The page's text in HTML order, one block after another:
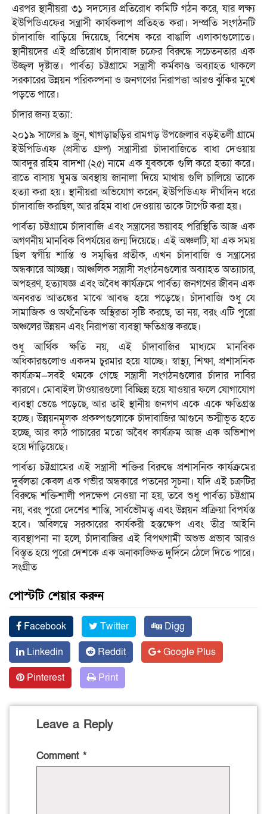
এরপর স্থানীয়রা ৩১ সদস্যের প্রতিরোধ কমিটি গঠন করে, যার লক্ষ্য
ইউপিডিএফের সন্ত্রাসী কার্যকলাপ প্রতিহত করা। সম্প্রতি সংগঠনটি
চাঁদাবাজি বাড়িয়ে দিয়েছে, বিশেষ করে বাঙালি এলাকাগুলোতে।
স্থানীয়দের এই প্রতিরোধ চাঁদাবাজ চক্রের বিরুদ্ধে সচেতনতার এক
উজ্জ্বল দৃষ্টান্ত। পার্বত্য চট্টগ্রামে সন্ত্রাসী কর্মকাণ্ড অব্যাহত থাকলে
সরকারের উন্নয়ন পরিকল্পনা ও জনগণের নিরাপত্তা আরও ঝুঁকির মুখে
পড়তে পারে।
চাঁদার জন্য হত্যা:
২০১৯ সালের ৯ জুন, খাগড়াছড়ির রামগড় উপজেলার বড়ইতলী গ্রামে
ইউপিডিএফ (প্রসীত গ্রুপ) সন্ত্রাসীরা চাঁদাবাজিতে বাধা দেওয়ায়
আবদুর রহিম বাদশা (২৫) নামে এক যুবককে গুলি করে হত্যা করে।
রাতে বাসায় ঘুমন্ত অবস্থায় জানালা দিয়ে মাথায় গুলি চালিয়ে তাকে
হত্যা করা হয়। স্থানীয়রা অভিযোগ করেন, ইউপিডিএফ দীর্ঘদিন ধরে
চাঁদাবাজি করছিল, আর রহিম বাধা দেওয়ায় তাকে টার্গেট করা হয়।
পার্বত্য চট্টগ্রামে চাঁদাবাজি এবং সন্ত্রাসের ভয়াবহ পরিস্থিতি আজ এক
অগণনীয় মানবিক বিপর্যয়ের জন্ম দিয়েছে। এই অঞ্চলটি, যা এক সময়
ছিল স্বর্গীয় শান্তি ও সমৃদ্ধির প্রতীক, এখন চাঁদাবাজি ও সন্ত্রাসের
অন্ধকারে আচ্ছন্ন। আঞ্চলিক সন্ত্রাসী সংগঠনগুলোর অব্যাহত অত্যাচার,
অপহরণ, হত্যাযজ্ঞ এবং অবৈধ কার্যক্রমে পার্বত্য জনগণের জীবন এক
অনবরত আতঙ্কের মাঝে আবদ্ধ হয়ে পড়েছে। চাঁদাবাজি শুধু যে
সামাজিক ও অর্থনৈতিক অস্থিরতা সৃষ্টি করছে, তা নয়, বরং এটি পুরো
অঞ্চলের উন্নয়ন এবং নিরাপত্তা ব্যবস্থা ক্ষতিগ্রস্ত করছে।
শুধু আর্থিক ক্ষতি নয়, এই চাঁদাবাজির মাধ্যমে মানবিক
অধিকারগুলোও একদম চুরমার হয়ে যাচ্ছে। স্বাস্থ্য, শিক্ষা, প্রশাসনিক
কার্যক্রম—সবই থমকে গেছে সন্ত্রাসী সংগঠনগুলোর চাঁদার দাবির
কারণে। মোবাইল টাওয়ারগুলো বিচ্ছিন্ন হয়ে যাওয়ার ফলে যোগাযোগ
ব্যবস্থা ভেঙে পড়েছে, আর তাই স্থানীয় জনগণ একে একে ক্ষতিগ্রস্ত
হচ্ছে। উন্নয়নমূলক প্রকল্পগুলোকে চাঁদাবাজির আগুনে ভস্মীভূত হতে
হচ্ছে, আর কাঠ পাচারের মতো অবৈধ কার্যক্রম আজ এক অভিশাপ
হয়ে দাঁড়িয়েছে।
পার্বত্য চট্টগ্রামের এই সন্ত্রাসী শক্তির বিরুদ্ধে প্রশাসনিক কার্যক্রমের
দুর্বলতা কেবল এক গভীর অন্ধকারে পতনের সূচনা। যদি এই চক্রটির
বিরুদ্ধে শক্তিশালী পদক্ষেপ নেওয়া না হয়, তবে শুধু পার্বত্য চট্টগ্রাম
নয়, বরং পুরো দেশের শান্তি, সার্বভৌমত্ব এবং উন্নয়ন প্রক্রিয়া বিপর্যস্ত
হবে। অবিলম্বে সরকারের কার্যকরী হস্তক্ষেপ এবং তীব্র আইনি
ব্যবস্থাপনা না হলে, চাঁদাবাজির এই বিপথগামী অশুভ প্রভাব আরও
বিস্তৃত হয়ে পুরো দেশকে এক অনাকাঙ্ক্ষিত দুর্দিনে ঠেলে দিতে পারে।
সংগ্রীত
পোস্টটি শেয়ার করুন
Facebook Twitter
Digg
Linkedin
Reddit
Google Plus
Pinterest
Print
Leave a Reply
Comment *